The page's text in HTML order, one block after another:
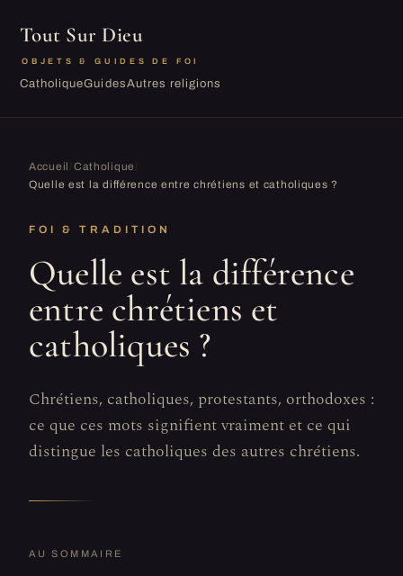
Tout Sur Dieu
OBJETS & GUIDES DE FOI
CatholiqueGuidesAutres religions
Accueil Catholique
Quelle est la différence entre chrétiens et catholiques ?
FOI & TRADITION
Quelle est la différence
entre chrétiens et
catholiques ?
Chrétiens, catholiques, protestants, orthodoxes :
ce que ces mots signifient vraiment et ce qui
distingue les catholiques des autres chrétiens.
AU SOMMAIRE